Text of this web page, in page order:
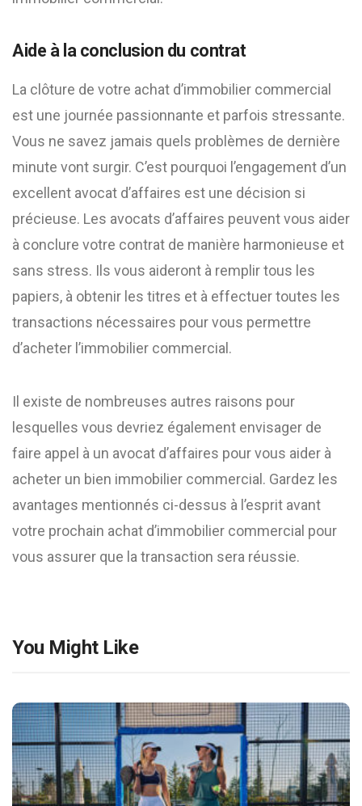
Aide à la conclusion du contrat
La clôture de votre achat d’immobilier commercial
est une journée passionnante et parfois stressante.
Vous ne savez jamais quels problèmes de dernière
minute vont surgir. C’est pourquoi l’engagement d’un
excellent avocat d’affaires est une décision si
précieuse. Les avocats d’affaires peuvent vous aider
à conclure votre contrat de manière harmonieuse et
sans stress. Ils vous aideront à remplir tous les
papiers, à obtenir les titres et à effectuer toutes les
transactions nécessaires pour vous permettre
d’acheter l’immobilier commercial.
Il existe de nombreuses autres raisons pour
lesquelles vous devriez également envisager de
faire appel à un avocat d’affaires pour vous aider à
acheter un bien immobilier commercial. Gardez les
avantages mentionnés ci-dessus à l’esprit avant
votre prochain achat d’immobilier commercial pour
vous assurer que la transaction sera réussie.
You Might Like